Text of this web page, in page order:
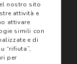
sui prodotti
nostro sito
attività e
attivare
simili con
e di
“rifiuta”,
per